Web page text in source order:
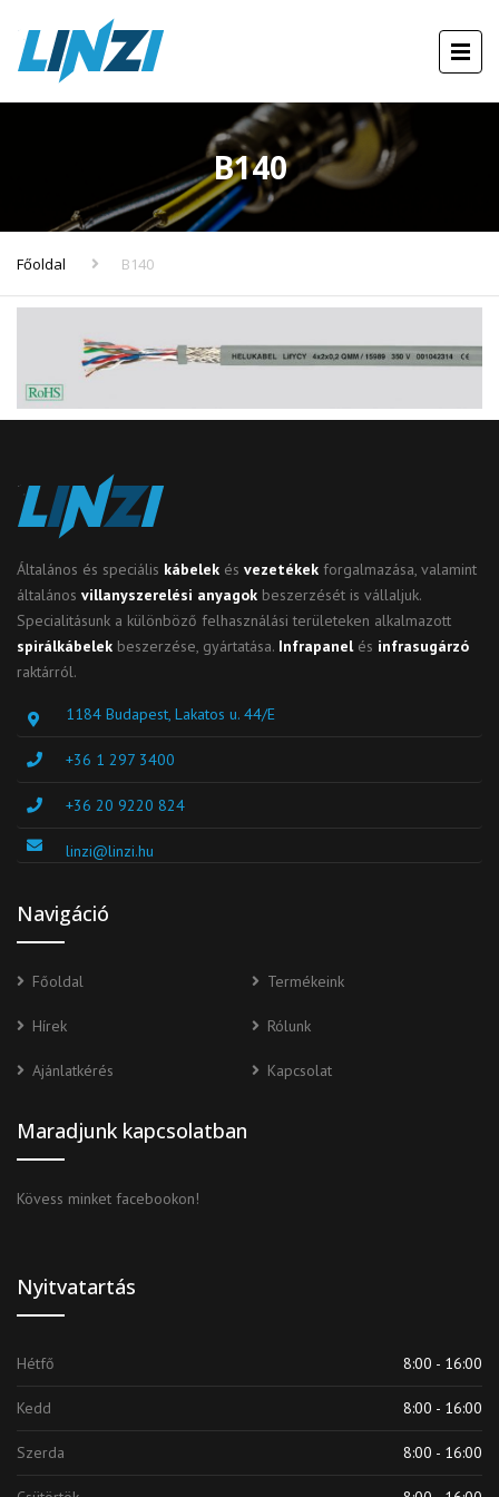
B140
Főoldal B140
Általános és speciális kábelek és vezetékek forgalmazása, valamint
általános villanyszerelési anyagok beszerzését is vállaljuk.
Specialitásunk a különböző felhasználási területeken alkalmazott
spirálkábelek beszerzése, gyártatása. Infrapanel és infrasugárzó
raktárról.
1184 Budapest, Lakatos u. 44/E
+36 1 297 3400
+36 20 9220 824
linzi@linzi.hu
Navigáció
Főoldal Termékeink
Hírek Rólunk
Ajánlatkérés Kapcsolat
Maradjunk kapcsolatban
Kövess minket facebookon!
Nyitvatartás
Hétfő 8:00 - 16:00
Kedd 8:00 - 16:00
Szerda 8:00 - 16:00